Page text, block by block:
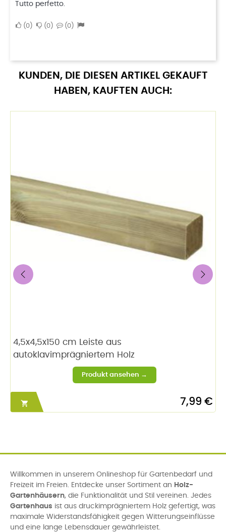
Tutto perfetto.
0 0 0
KUNDEN, DIE DIESEN ARTIKEL GEKAUFT
HABEN, KAUFTEN AUCH:
4,5x4,5x150 cm Leiste aus
autoklavimprägniertem Holz
 7,99 €
Willkommen in unserem Onlineshop für Gartenbedarf und
Freizeit im Freien. Entdecke unser Sortiment an Holz-
Gartenhäusern, die Funktionalität und Stil vereinen. Jedes
Gartenhaus ist aus druckimprägniertem Holz gefertigt, was
maximale Widerstandsfähigkeit gegen Witterungseinflüsse
und eine lange Lebensdauer gewährleistet.